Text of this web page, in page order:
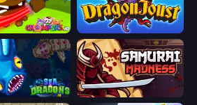
Dragon Joust (.io)
Samurai Madness